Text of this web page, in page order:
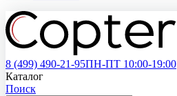
8 (499) 490-21-95ПН-ПТ 10:00-19:00
Каталог
Поиск